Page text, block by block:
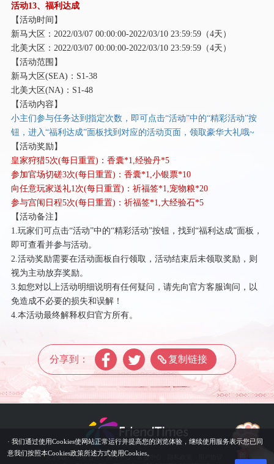
活动13、福利达成
【活动时间】
新马大区： 2022/03/07 00:00:00-2022/03/10 23:59:59（4天）
北美大区： 2022/03/07 00:00:00-2022/03/10 23:59:59（4天）
【活动范围】
新马大区(SEA)：S1-38
北美大区(NA)：S1-48
【活动内容】
小主们参与任务达到指定次数，即可点击“活动”中的“精彩活动”按
钮，进入“福利达成”面板找到对应的活动页面，领取豪华大礼哦~
【活动奖励】
皇家狩猎5次(每日重置)：香囊*1,经验丹*5
参加官场切磋3次(每日重置)：香囊*1,小银票*10
向任意玩家送礼1次(每日重置)：祈福签*1,宠物粮*20
参与宫闱日程5次(每日重置)：祈福签*1,大经验石*5
【活动备注】
1.玩家们可点击“活动”中的“精彩活动”按钮，找到“福利达成”面板，
即可查看并参与活动。
2.活动奖励需要在活动面板自行领取，活动结束后未领取奖励，则
视为主动放弃奖励。
3.如您对以上活动明细说明有任何疑问，请先向官方客服询问，以
免造成不必要的损失和误解！
4.本活动最终解释权归官方所有。
分享到： 复制链接
关于我们 商务合作 账号中心 客服中心
· 我们通过使用Cookies使网站正常运行并提高您的浏览体验，继续使用服务表示您已同
意我们按照本Cookies政策所述方式使用Cookies。